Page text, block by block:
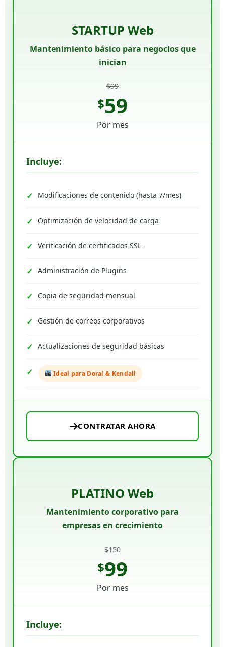
STARTUP Web
Mantenimiento básico para negocios que
inician
$99
$59
Por mes
Incluye:
Modificaciones de contenido (hasta 7/mes)
Optimización de velocidad de carga
Verificación de certificados SSL
Administración de Plugins
Copia de seguridad mensual
Gestión de correos corporativos
Actualizaciones de seguridad básicas
Ideal para Doral & Kendall
CONTRATAR AHORA
PLATINO Web
Mantenimiento corporativo para
empresas en crecimiento
$150
$99
Por mes
Incluye: